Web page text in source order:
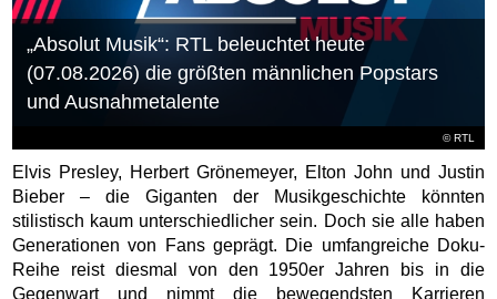
©RTL
„Absolut Musik“: RTL beleuchtet heute
(07.08.2026) die größten männlichen Popstars
und Ausnahmetalente
Elvis Presley, Herbert Grönemeyer, Elton John und Justin
Bieber – die Giganten der Musikgeschichte könnten
stilistisch kaum unterschiedlicher sein. Doch sie alle haben
Generationen von Fans geprägt. Die umfangreiche Doku-
Reihe reist diesmal von den 1950er Jahren bis in die
Gegenwart und nimmt die bewegendsten Karrieren